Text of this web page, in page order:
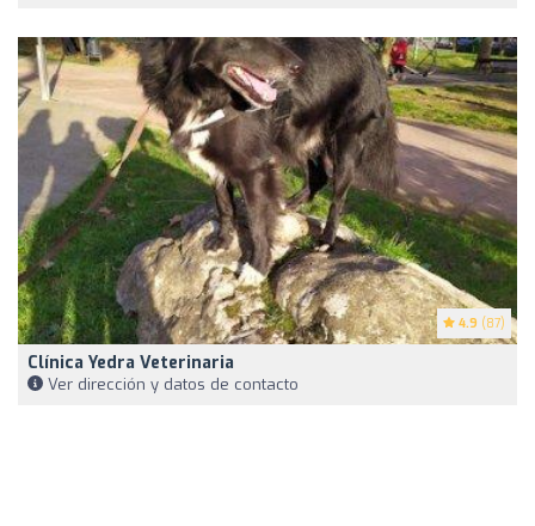
4.9 (87)
Clínica Yedra Veterinaria
Ver dirección y datos de contacto